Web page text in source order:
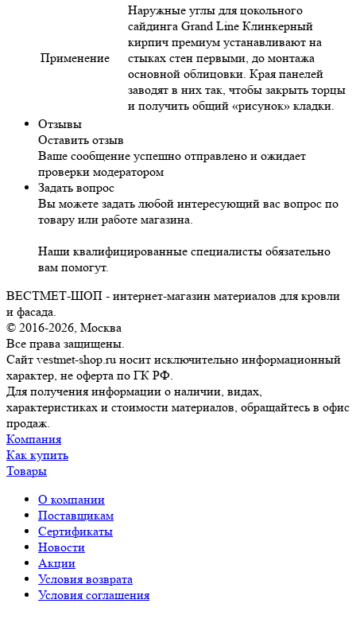
Применение
Наружные углы для цокольного
сайдинга Grand Line Клинкерный
кирпич премиум устанавливают на
стыках стен первыми, до монтажа
основной облицовки. Края панелей
заводят в них так, чтобы закрыть торцы
и получить общий «рисунок» кладки.
Отзывы
Оставить отзыв
Ваше сообщение успешно отправлено и ожидает
проверки модератором
Задать вопрос
Вы можете задать любой интересующий вас вопрос по
товару или работе магазина.
Наши квалифицированные специалисты обязательно
вам помогут.
ВЕСТМЕТ-ШОП - интернет-магазин материалов для кровли
и фасада.
© 2016-2026, Москва
Все права защищены.
Сайт vestmet-shop.ru носит исключительно информационный
характер, не оферта по ГК РФ.
Для получения информации о наличии, видах,
характеристиках и стоимости материалов, обращайтесь в офис
продаж.
Компания
Как купить
Товары
О компании
Поставщикам
Сертификаты
Новости
Акции
Условия возврата
Условия соглашения